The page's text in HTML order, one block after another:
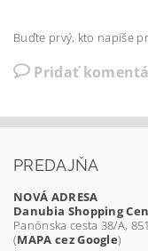
Buďte prvý, kto napíše
Pridať
PREDAJŇA
NOVÁ ADRESA
Danubia Shopping
Panónska cesta 38/A,
(MAPA cez Google)